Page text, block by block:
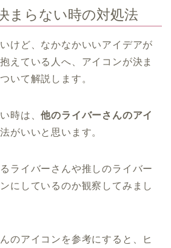
まらない時の対処法
けど、なかなかいいアイデアが
えている人へ、アイコンが決ま
いて解説します。
時は、他のライバーさんのアイ
がいいと思います。
ライバーさんや推しのライバー
にしているのか観察してみまし
のアイコンを参考にすると、ヒ